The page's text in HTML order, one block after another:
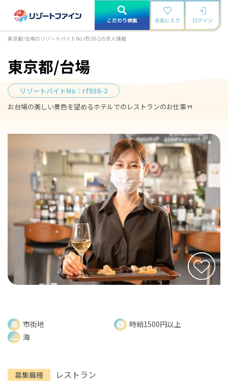
こだわり検索 お気に入り ログイン
東京都/台場のリゾートバイトNo.rf936-2の求人情報
東京都/台場
リゾートバイトNo： rf936-2
お台場の美しい景色を望めるホテルでのレストランのお仕事🍴
市街地
時給1500円以上
海
募集職種 レストラン